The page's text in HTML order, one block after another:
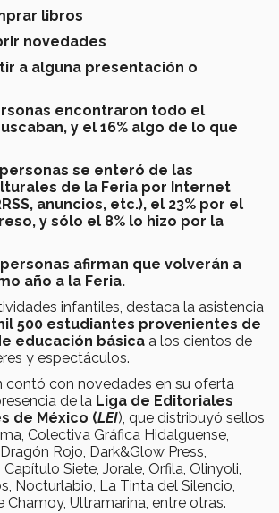
libros
novedades
a alguna presentación o
encontraron todo el
y el 16% algo de lo que
personas se enteró de las
de la Feria por Internet
anuncios, etc.), el 23% por el
y sólo el 8% lo hizo por la
personas afirman que volverán a
año a la Feria.
infantiles, destaca la asistencia
500 estudiantes provenientes de
educación básica a los cientos de
y espectáculos.
contó con novedades en su oferta
de la Liga de Editoriales
de México (LEI), que distribuyó sellos
Colectiva Gráfica Hidalguense,
Rojo, Dark&Glow Press,
Siete, Jorale, Orfila, Olinyoli,
Nocturlabio, La Tinta del Silencio,
Chamoy, Ultramarina, entre otras.